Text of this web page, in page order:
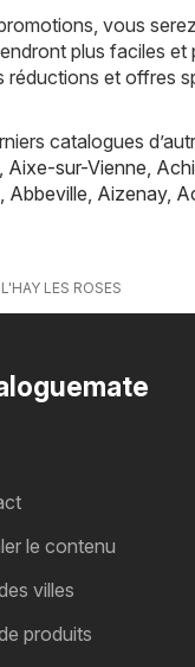
vous serez
plus faciles et
réductions et offres
catalogues
Aixe-sur-Vienne
Abbeville Aizenay,
LES ROSES
le contenu
villes
produits